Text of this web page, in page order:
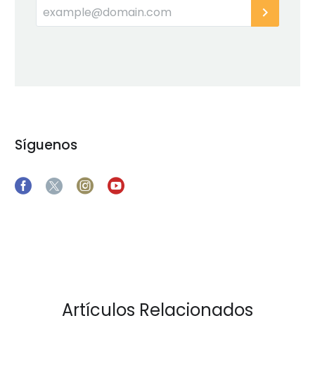
Síguenos
Artículos Relacionados